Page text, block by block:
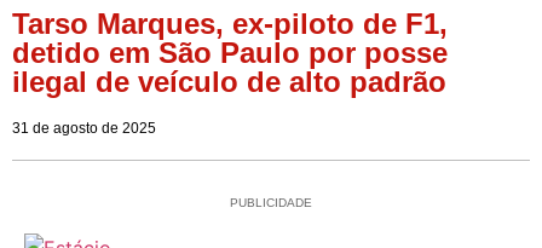
Tarso Marques, ex-piloto de F1,
detido em São Paulo por posse
ilegal de veículo de alto padrão
31 de agosto de 2025
PUBLICIDADE